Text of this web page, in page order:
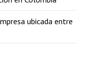
ubicada entre